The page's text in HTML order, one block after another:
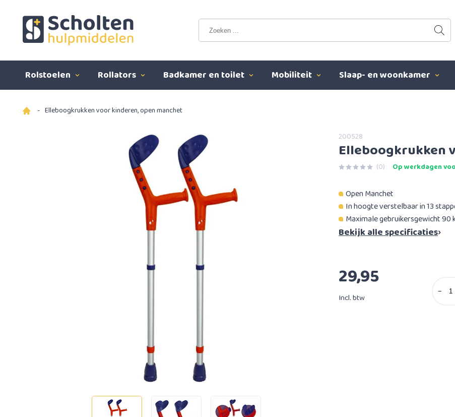
Rolstoelen Rollators Badkamer en toilet Mobiliteit Slaap- en woonkamer
- Elleboogkrukken voor kinderen, open manchet
200528
Elleboogkrukken
(0) Op werkdagen
Open Manchet
In hoogte verstelbaar in 13
Maximale gebruikersgewicht 90
Bekijk alle specificaties
29,95
Incl. btw
−